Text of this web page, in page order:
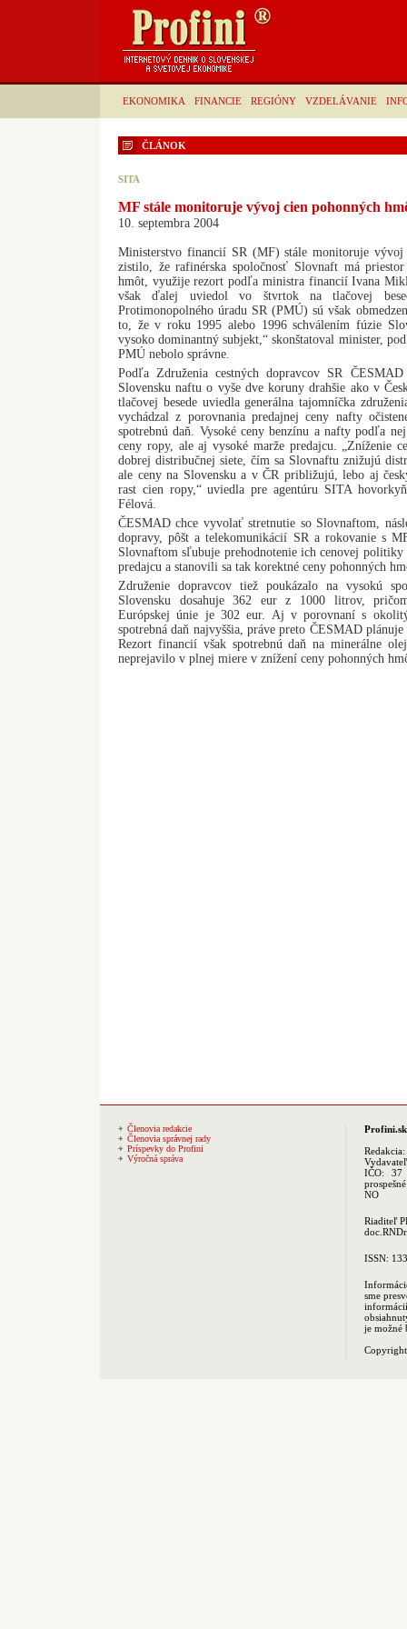
EKONOMIKA FINANCIE REGIÓNY VZDELÁVANIE
ČLÁNOK
SITA
MF stále monitoruje vývoj cien pohonných
10. septembra 2004
Ministerstvo financií SR (MF) stále monitoruje
zistilo, že rafinérska spoločnosť Slovnaft má
hmôt, využije rezort podľa ministra financií Ivana
však ďalej uviedol vo štvrtok na tlačovej
Protimonopolného úradu SR (PMÚ) sú však
to, že v roku 1995 alebo 1996 schválením fúzie
vysoko dominantný subjekt,“ skonštatoval minister,
PMÚ nebolo správne.
Podľa Združenia cestných dopravcov SR
Slovensku naftu o vyše dve koruny drahšie ako v
tlačovej besede uviedla generálna tajomníčka
vychádzal z porovnania predajnej ceny nafty
spotrebnú daň. Vysoké ceny benzínu a nafty podľa
ceny ropy, ale aj vysoké marže predajcu. „Zníženie
dobrej distribučnej siete, čím sa Slovnaftu znižujú
ale ceny na Slovensku a v ČR približujú, lebo aj
rast cien ropy,“ uviedla pre agentúru SITA
Félová.
ČESMAD chce vyvolať stretnutie so Slovnaftom,
dopravy, pôšt a telekomunikácií SR a rokovanie s
Slovnaftom sľubuje prehodnotenie ich cenovej
predajcu a stanovili sa tak korektné ceny pohonných
Združenie dopravcov tiež poukázalo na vysokú
Slovensku dosahuje 362 eur z 1000 litrov,
Európskej únie je 302 eur. Aj v porovnaní s
spotrebná daň najvyššia, práve preto ČESMAD
Rezort financií však spotrebnú daň na minerálne
neprejavilo v plnej miere v znížení ceny pohonných
Členovia redakcie
Členovia správnej rady
Príspevky do Profini
Výročná správa
Profini.sk
Redakcia:
IČO: 37
NO
Riaditeľ
ISSN:
sme
je možné